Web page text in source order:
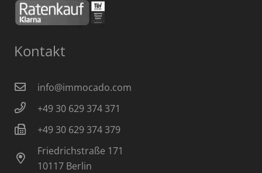
Kontakt
info@immocado.com
+49 30 629 374 371
+49 30 629 374 379
Friedrichstraße 171
10117 Berlin